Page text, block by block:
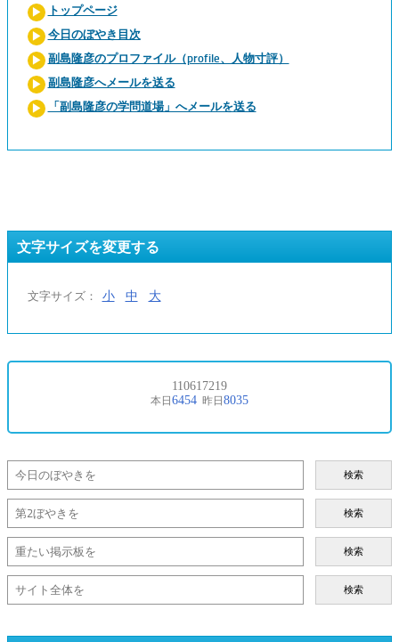
トップページ
今日のぼやき目次
副島隆彦のプロファイル（profile、人物寸評）
副島隆彦へメールを送る
「副島隆彦の学問道場」へメールを送る
文字サイズを変更する
文字サイズ： 小 中 大
検索
検索
検索
検索